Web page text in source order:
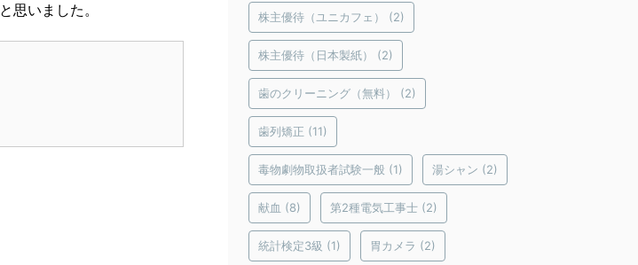
と思いました。 株主優待（ユニカフェ） (2)
株主優待（日本製紙） (2)
歯のクリーニング（無料） (2)
歯列矯正 (11)
毒物劇物取扱者試験一般 (1) 湯シャン (2)
献血 (8) 第2種電気工事士 (2)
統計検定3級 (1) 胃カメラ (2)